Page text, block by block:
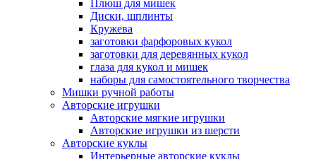
Плюш для мишек
Диски, шплинты
Кружева
заготовки фарфоровых кукол
заготовки для деревянных кукол
глаза для кукол и мишек
наборы для самостоятельного творчества
Мишки ручной работы
Авторские игрушки
Авторские мягкие игрушки
Авторские игрушки из шерсти
Авторские куклы
Интерьерные авторские куклы